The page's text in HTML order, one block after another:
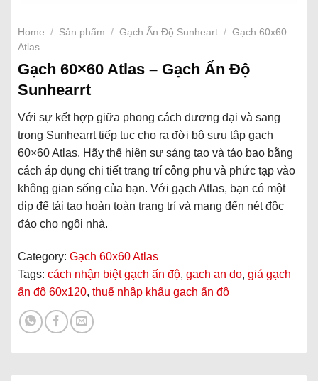
Home / Sản phẩm / Gạch Ấn Độ Sunheart / Gạch 60x60
Atlas
Gạch 60×60 Atlas – Gạch Ấn Độ
Sunhearrt
Với sự kết hợp giữa phong cách đương đại và sang
trọng Sunhearrt tiếp tục cho ra đời bộ sưu tập gạch
60×60 Atlas. Hãy thể hiện sự sáng tạo và táo bạo bằng
cách áp dụng chi tiết trang trí công phu và phức tạp vào
không gian sống của bạn. Với gạch Atlas, bạn có một
dịp để tái tạo hoàn toàn trang trí và mang đến nét độc
đáo cho ngôi nhà.
Category: Gạch 60x60 Atlas
Tags: cách nhận biệt gạch ấn độ, gach an do, giá gạch
ấn độ 60x120, thuế nhập khẩu gạch ấn độ